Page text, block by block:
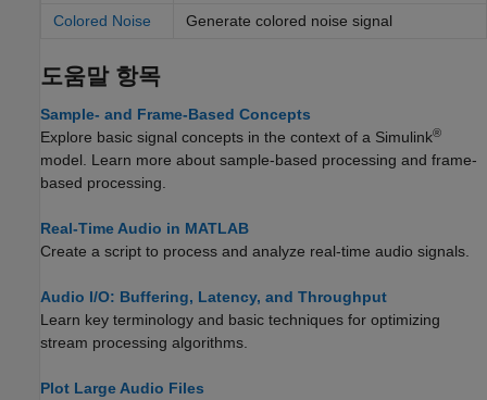
Colored Noise
Generate colored noise signal
도움말 항목
Sample- and Frame-Based Concepts
Explore basic signal concepts in the context of a Simulink®
model. Learn more about sample-based processing and frame-
based processing.
Real-Time Audio in MATLAB
Create a script to process and analyze real-time audio signals.
Audio I/O: Buffering, Latency, and Throughput
Learn key terminology and basic techniques for optimizing
stream processing algorithms.
Plot Large Audio Files